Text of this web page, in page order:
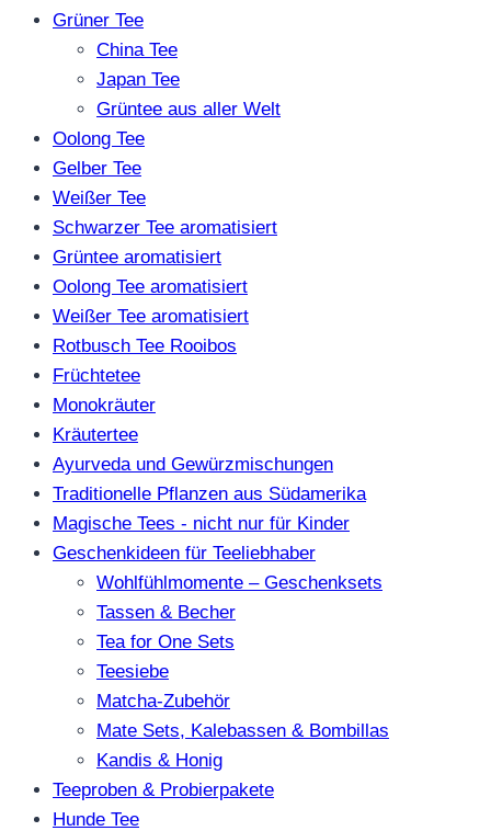
Grüner Tee
China Tee
Japan Tee
Grüntee aus aller Welt
Oolong Tee
Gelber Tee
Weißer Tee
Schwarzer Tee aromatisiert
Grüntee aromatisiert
Oolong Tee aromatisiert
Weißer Tee aromatisiert
Rotbusch Tee Rooibos
Früchtetee
Monokräuter
Kräutertee
Ayurveda und Gewürzmischungen
Traditionelle Pflanzen aus Südamerika
Magische Tees - nicht nur für Kinder
Geschenkideen für Teeliebhaber
Wohlfühlmomente – Geschenksets
Tassen & Becher
Tea for One Sets
Teesiebe
Matcha-Zubehör
Mate Sets, Kalebassen & Bombillas
Kandis & Honig
Teeproben & Probierpakete
Hunde Tee